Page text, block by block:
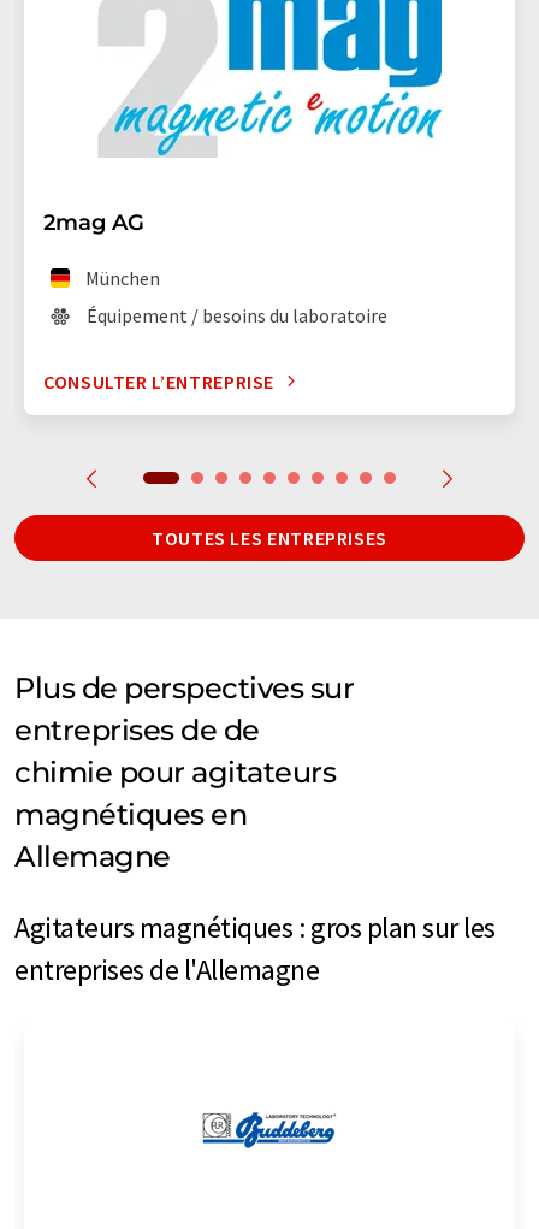
2mag AG
München
Équipement / besoins du laboratoire
CONSULTER L’ENTREPRISE
TOUTES LES ENTREPRISES
Plus de perspectives sur
entreprises de de
chimie pour agitateurs
magnétiques en
Allemagne
Agitateurs magnétiques : gros plan sur les
entreprises de l'Allemagne